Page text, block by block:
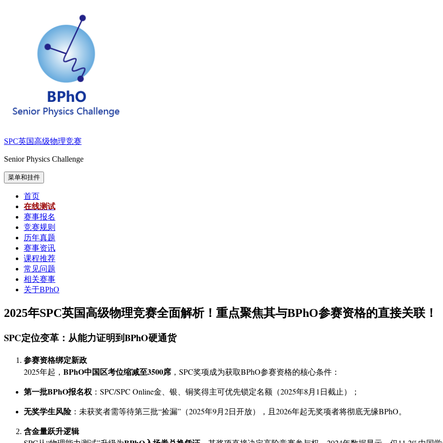
SPC英国高级物理竞赛
Senior Physics Challenge
菜单和挂件
首页
在线测试
赛事报名
竞赛规则
历年真题
赛事资讯
课程推荐
常见问题
相关赛事
关于BPhO
2025年SPC英国高级物理竞赛全面解析！重点聚焦其与BPhO参赛资格的直接关联！
SPC定位变革：从能力证明到BPhO硬通货
参赛资格绑定新政
2025年起， BPhO中国区考位缩减至3500席 ，SPC奖项成为获取BPhO参赛资格的核心条件：
第一批BPhO报名权 ：SPC/SPC Online金、银、铜奖得主可优先锁定名额（2025年8月1日截止）；
无奖学生风险：未获奖者需等待第三批“捡漏”（2025年9月2日开放），且2026年起无奖项者将彻底无缘BPhO。
含金量跃升逻辑